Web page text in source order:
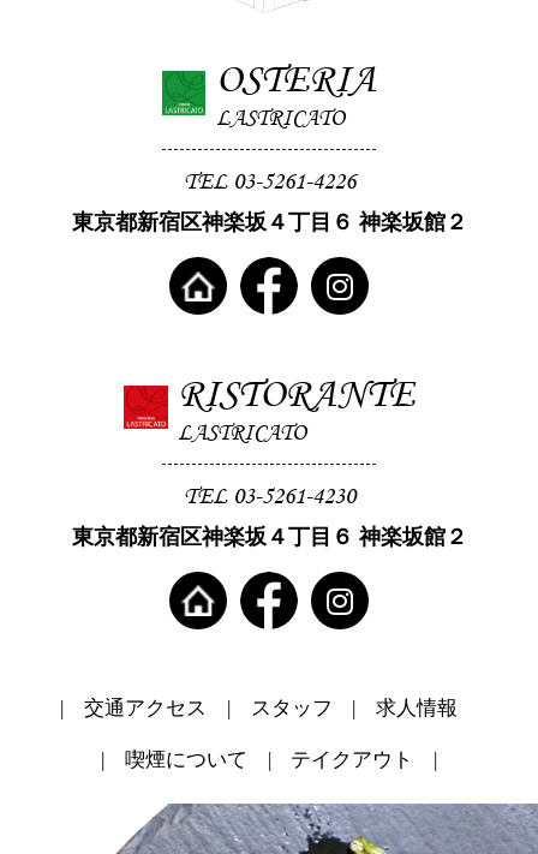
OSTERIA
LASTRICATO
TEL 03-5261-4226
東京都新宿区神楽坂４丁目６ 神楽坂館２
RISTORANTE
LASTRICATO
TEL 03-5261-4230
東京都新宿区神楽坂４丁目６ 神楽坂館２
交通アクセス スタッフ 求人情報
喫煙について テイクアウト